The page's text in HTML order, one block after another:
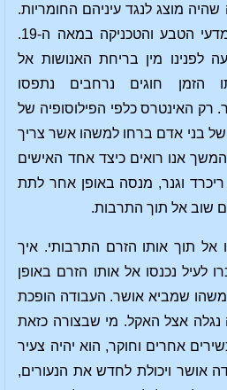
מוצג לנגד עיניהם החומריות.
חישבו על כל מה שעשו מדעי הטבע והטכניקה במאה ה-19.
לפנינו מין בריחת האנושות אל
הזמן חוגים נרחבים נתפסו
רק האינטרס כלפי הפילוסופיה של
בני אדם ברחו למשהו אשר צריך
אנו רואים כיצד אחד האישים
של המאה ה-19, ריכרד וגנר, מנסה באופן אחר לתת
שוב אל תוך התרבות.
תוך אותו הזרם התרבותי. איך
לעיל נכנסו אל אותו הזרם באופן
משהו שמביא אושר. העבודה הופכת
נגלה אצל האקל. מי שבצורה כזאת
אחרים וחוקר, הוא יהיה צעיר
אושר ויכולת לחדש את הנעורים,